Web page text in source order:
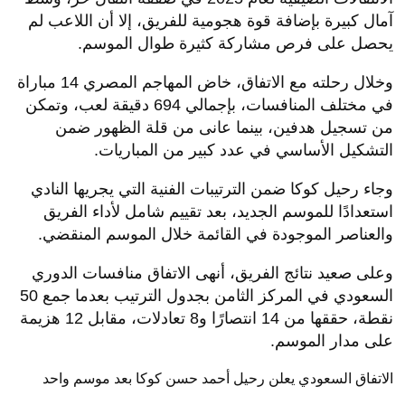
آمال كبيرة بإضافة قوة هجومية للفريق، إلا أن اللاعب لم
يحصل على فرص مشاركة كثيرة طوال الموسم.
وخلال رحلته مع الاتفاق، خاض المهاجم المصري 14 مباراة
في مختلف المنافسات، بإجمالي 694 دقيقة لعب، وتمكن
من تسجيل هدفين، بينما عانى من قلة الظهور ضمن
التشكيل الأساسي في عدد كبير من المباريات.
وجاء رحيل كوكا ضمن الترتيبات الفنية التي يجريها النادي
استعدادًا للموسم الجديد، بعد تقييم شامل لأداء الفريق
والعناصر الموجودة في القائمة خلال الموسم المنقضي.
وعلى صعيد نتائج الفريق، أنهى الاتفاق منافسات الدوري
السعودي في المركز الثامن بجدول الترتيب بعدما جمع 50
نقطة، حققها من 14 انتصارًا و8 تعادلات، مقابل 12 هزيمة
على مدار الموسم.
الاتفاق السعودي يعلن رحيل أحمد حسن كوكا بعد موسم واحد